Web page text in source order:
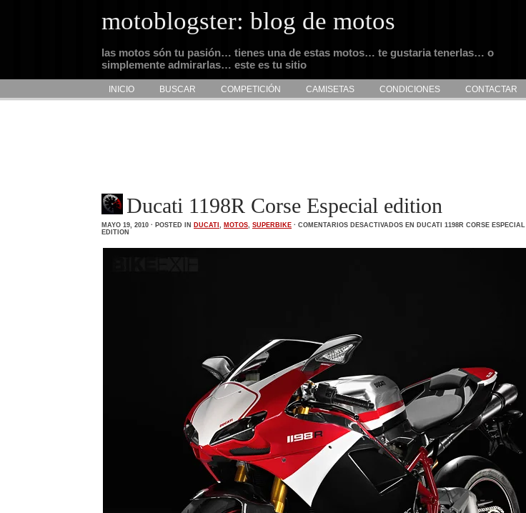
motoblogster: blog de motos
las motos són tu pasión… tienes una de estas motos… te gustaria tenerlas… o
simplemente admirarlas… este es tu sitio
INICIO BUSCAR COMPETICIÓN CAMISETAS CONDICIONES CONTACTAR
Ducati 1198R Corse Especial edition
MAYO 19, 2010 · POSTED IN DUCATI , MOTOS, SUPERBIKE · COMENTARIOS DESACTIVADOS EN DUCATI 1198R CORSE ESPECIAL
EDITION